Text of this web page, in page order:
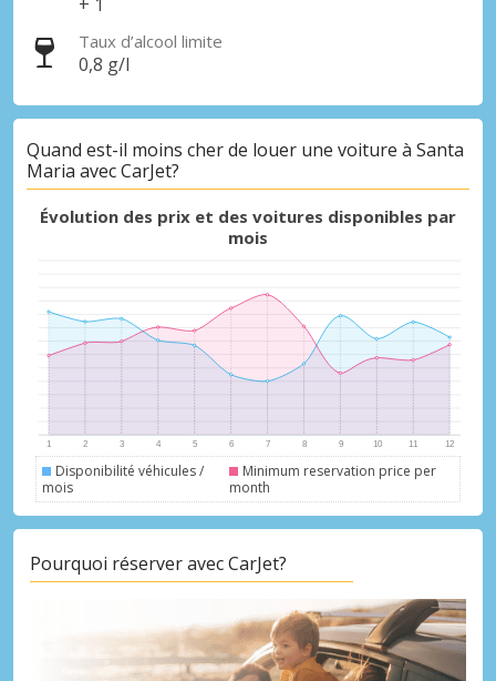
Promotions spéciales
Se connecter avec eLink
+ 1
Taux d’alcool limite
0,8 g/l
Quand est-il moins cher de louer une voiture à Santa
Maria avec CarJet?
Évolution des prix et des voitures disponibles par
mois
Disponibilité véhicules /
mois
Minimum reservation price per
month
Pourquoi réserver avec CarJet?